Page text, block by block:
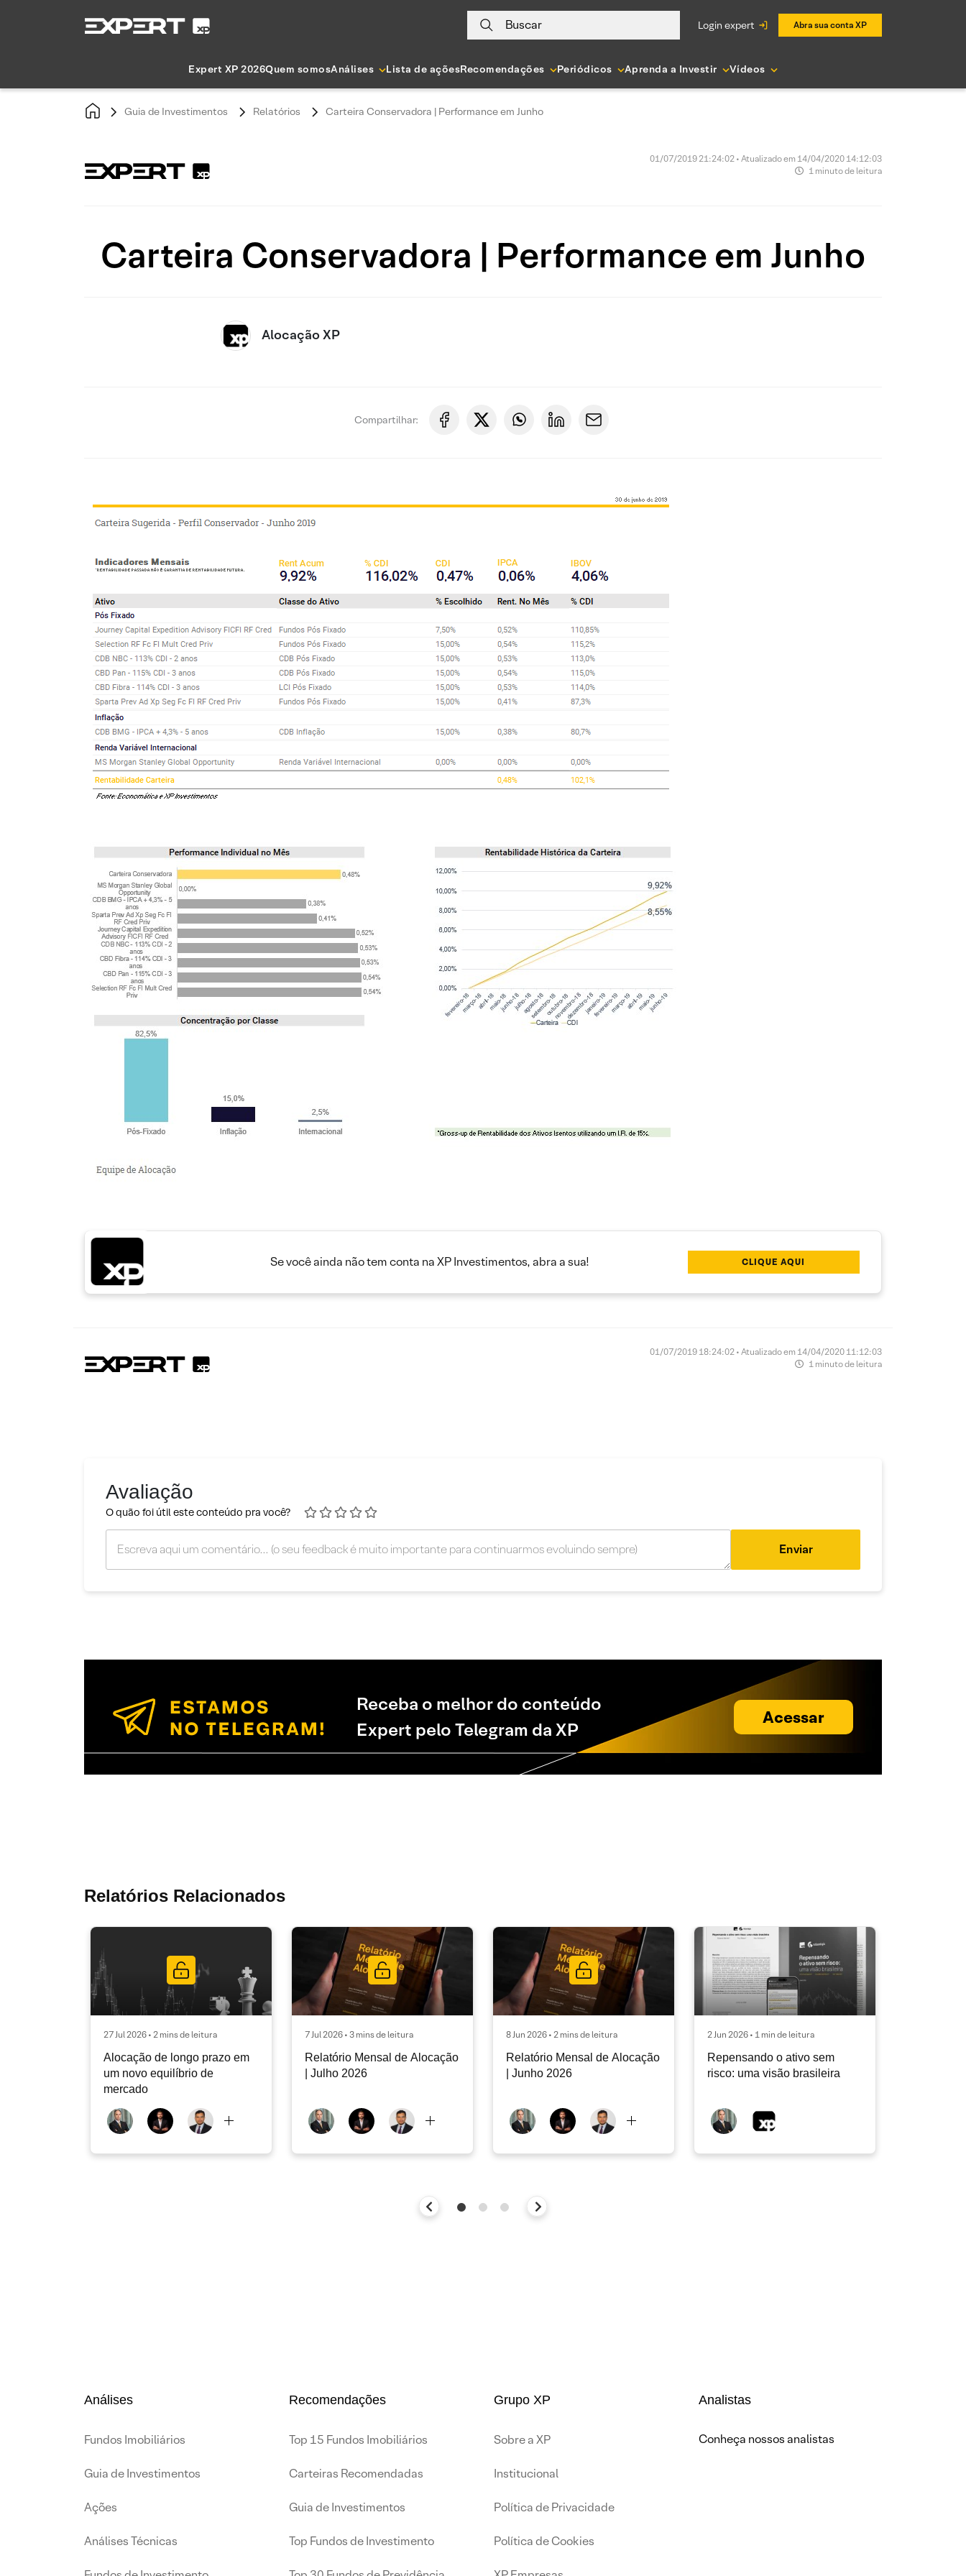
Buscar login expert Abra sua conta XP
Expert XP 2026Quem somosAnálises Lista de açõesRecomendações Periódicos Aprenda a Investir Vídeos
Guia de Investimentos Relatórios Carteira Conservadora | Performance em Junho
01/07/2019 21:24:02 • Atualizado em 14/04/2020 14:12:03
1 minuto de leitura
Carteira Conservadora | Performance em Junho
Alocação XP
Compartilhar:
Se você ainda não tem conta na XP Investimentos, abra a sua! CLIQUE AQUI
01/07/2019 18:24:02 • Atualizado em 14/04/2020 11:12:03
1 minuto de leitura
Avaliação
O quão foi útil este conteúdo pra você?
Enviar
Receba o melhor do conteúdo
Expert pelo Telegram da XP
Acessar
Relatórios Relacionados
27 Jul 2026 • 2 mins de leitura
Alocação de longo prazo em
um novo equilíbrio de
mercado
7 Jul 2026 • 3 mins de leitura
Relatório Mensal de Alocação
| Julho 2026
8 Jun 2026 • 2 mins de leitura
Relatório Mensal de Alocação
| Junho 2026
2 Jun 2026 • 1 min de leitura
Repensando o ativo sem
risco: uma visão brasileira
Análises
Fundos Imobiliários
Guia de Investimentos
Ações
Análises Técnicas
Recomendações
Top 15 Fundos Imobiliários
Carteiras Recomendadas
Guia de Investimentos
Top Fundos de Investimento
Grupo XP
Sobre a XP
Institucional
Política de Privacidade
Política de Cookies
Analistas
Conheça nossos analistas